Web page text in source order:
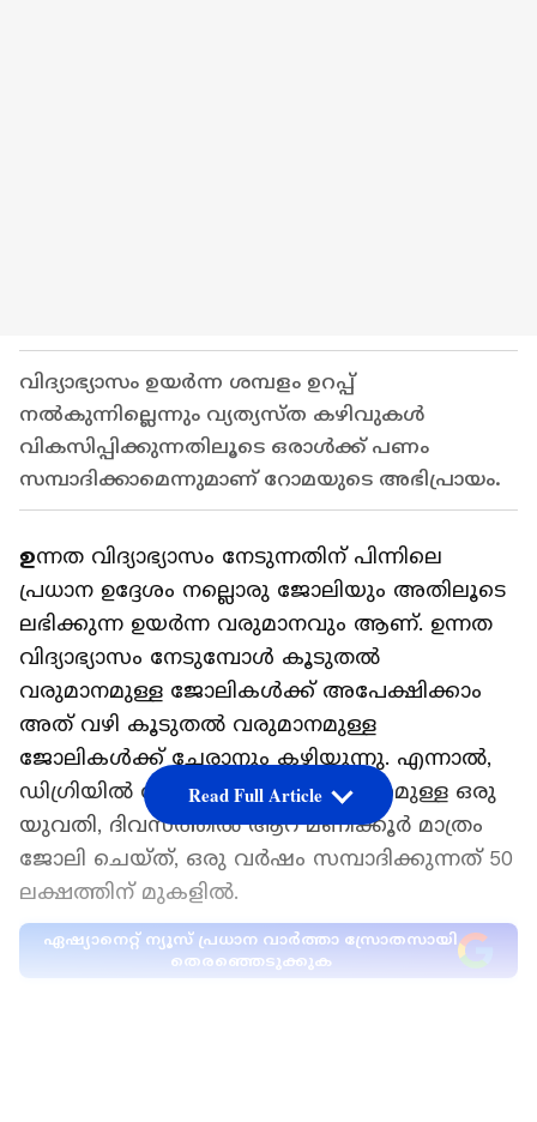
വിദ്യാഭ്യാസം ഉയർന്ന ശമ്പളം ഉറപ്പ്
നൽകുന്നില്ലെന്നും വ്യത്യസ്ത കഴിവുകൾ
വികസിപ്പിക്കുന്നതിലൂടെ ഒരാൾക്ക് പണം
സമ്പാദിക്കാമെന്നുമാണ് റോമയുടെ അഭിപ്രായം.
ഉന്നത വിദ്യാഭ്യാസം നേടുന്നതിന് പിന്നിലെ
പ്രധാന ഉദ്ദേശം നല്ലൊരു ജോലിയും അതിലൂടെ
ലഭിക്കുന്ന ഉയർന്ന വരുമാനവും ആണ്. ഉന്നത
വിദ്യാഭ്യാസം നേടുമ്പോള്‍ കൂടുതല്‍
വരുമാനമുള്ള ജോലികള്‍ക്ക് അപേക്ഷിക്കാം
അത് വഴി കൂടുതല്‍ വരുമാനമുള്ള
ജോലികള്‍ക്ക് ചേരാനും കഴിയുന്നു. എന്നാൽ,
ഡിഗ്രിയിൽ താഴെ മാത്രം വിദ്യാഭ്യാസമുള്ള ഒരു
യുവതി, ദിവസത്തിൽ ആറ് മണിക്കൂർ മാത്രം
ജോലി ചെയ്ത്, ഒരു വർഷം സമ്പാദിക്കുന്നത് 50
ലക്ഷത്തിന് മുകളില്‍.
ഏഷ്യാനെറ്റ് ന്യൂസ് പ്രധാന വാർത്താ സ്രോതസായി
തെരഞ്ഞെടുക്കുക
Read Full Article